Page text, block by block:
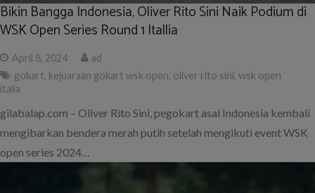
Bikin Bangga Indonesia, Oliver Rito Sini Naik Podium di
WSK Open Series Round 1 Itallia
April 8, 2024
ad
gokart, kejuaraan gokart wsk open, oliver rito sini, wsk open
italia
gilabalap.com – Oliver Rito Sini, pegokart asal Indonesia kembali
mengibarkan bendera merah putih setelah mengikuti event WSK
open series 2024…